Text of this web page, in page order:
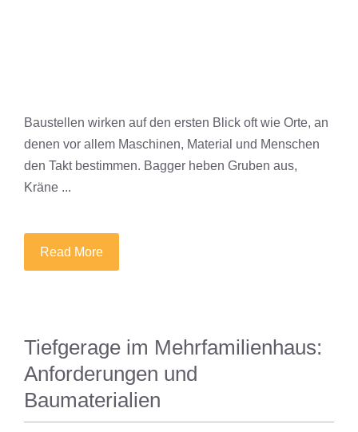
Baustellen wirken auf den ersten Blick oft wie Orte, an
denen vor allem Maschinen, Material und Menschen
den Takt bestimmen. Bagger heben Gruben aus,
Kräne ...
Read More
Tiefgerage im Mehrfamilienhaus:
Anforderungen und
Baumaterialien